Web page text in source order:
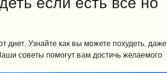
диет. Узнайте как вы можете похудеть, даже
советы помогут вам достичь желаемого